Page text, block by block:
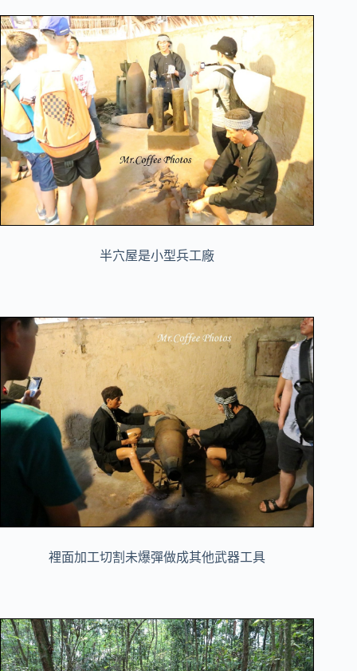
半穴屋是小型兵工廠
裡面加工切割未爆彈做成其他武器工具